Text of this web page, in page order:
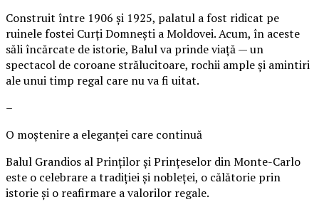
Construit între 1906 și 1925, palatul a fost ridicat pe
ruinele fostei Curți Domnești a Moldovei. Acum, în aceste
săli încărcate de istorie, Balul va prinde viață — un
spectacol de coroane strălucitoare, rochii ample și amintiri
ale unui timp regal care nu va fi uitat.
–
O moștenire a eleganței care continuă
Balul Grandios al Prinților și Prințeselor din Monte-Carlo
este o celebrare a tradiției și nobleței, o călătorie prin
istorie și o reafirmare a valorilor regale.